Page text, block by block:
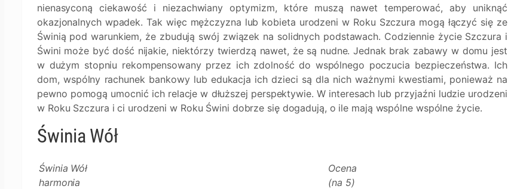
nienasyconą ciekawość i niezachwiany optymizm, które muszą nawet temperować, aby uniknąć
okazjonalnych wpadek. Tak więc mężczyzna lub kobieta urodzeni w Roku Szczura mogą łączyć się ze
Świnią pod warunkiem, że zbudują swój związek na solidnych podstawach. Codziennie życie Szczura i
Świni może być dość nijakie, niektórzy twierdzą nawet, że są nudne. Jednak brak zabawy w domu jest
w dużym stopniu rekompensowany przez ich zdolność do wspólnego poczucia bezpieczeństwa. Ich
dom, wspólny rachunek bankowy lub edukacja ich dzieci są dla nich ważnymi kwestiami, ponieważ na
pewno pomogą umocnić ich relacje w dłuższej perspektywie. W interesach lub przyjaźni ludzie urodzeni
w Roku Szczura i ci urodzeni w Roku Świni dobrze się dogadują, o ile mają wspólne wspólne życie.
Świnia Wół
Świnia Wół
harmonia
Ocena
(na 5)